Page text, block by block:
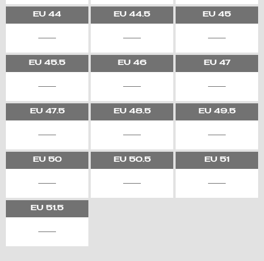
EU 44 EU 44.5 EU 45
EU 45.5 EU46 EU47
EU47.5 EU48.5 EU49.5
EU50 EU50.5 EU 51
EU 51.5